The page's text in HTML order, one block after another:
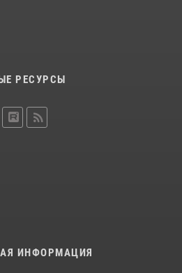
РЕСУРСЫ
ИНФОРМАЦИЯ